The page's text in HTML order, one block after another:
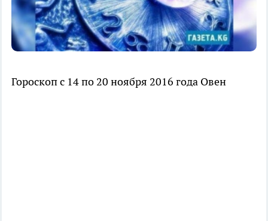
Гороскоп с 14 по 20 ноября 2016 года Овен